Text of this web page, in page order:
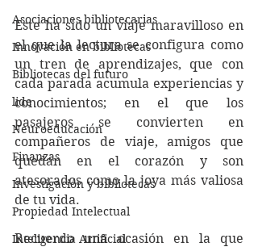
Asociaciones bibliotecarias
Innovación en bibliotecas
Bibliotecas del futuro
lide
Neuroeducación
Finanzas
Investigación y bibliotecas
Propiedad Intelectual
Inteligencia Artificial
Este ha sido un viaje maravilloso en
el que la lectura se configura como
un tren de aprendizajes, que con
cada parada acumula experiencias y
conocimientos; en el que los
pasajeros se convierten en
compañeros de viaje, amigos que
quedan en el corazón y son
atesorados como la joya más valiosa
de tu vida.
Recuerdo una ocasión en la que